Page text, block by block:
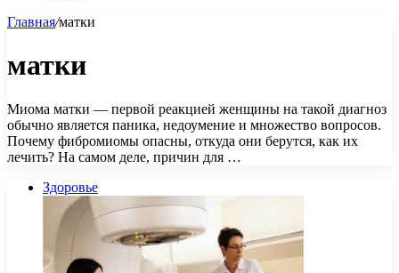
Главная/матки
матки
Миома матки — первой реакцией женщины на такой диагноз
обычно является паника, недоумение и множество вопросов.
Почему фибромиомы опасны, откуда они берутся, как их
лечить? На самом деле, причин для …
Здоровье